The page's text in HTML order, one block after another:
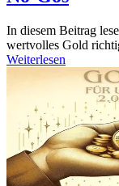
In diesem Beitrag
wertvolles Gold
Weiterlesen